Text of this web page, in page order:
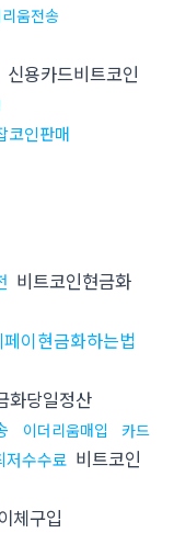
움전송
신용카드비트코인
코인판매
비트코인현금화
이현금화하는법
화당일정산
이더리움매입
카드
저수수료 비트코인
체구입